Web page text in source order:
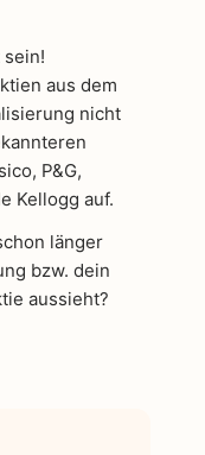
aus dem
nicht
P&G,
Kellogg auf.
länger
bzw. dein
aussieht?